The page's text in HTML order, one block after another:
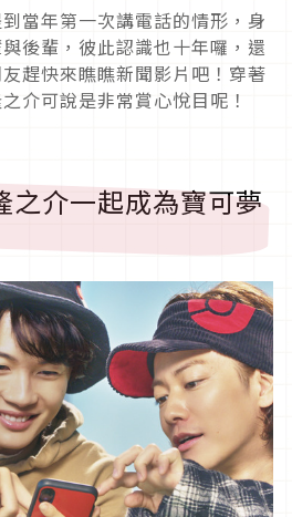
當年第一次講電話的情形，身
後輩，彼此認識也十年囉，還
趕快來瞧瞧新聞影片吧！穿著
介可說是非常賞心悅目呢！
之介一起成為寶可夢